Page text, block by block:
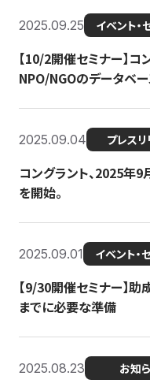
2025.09.25 イベント・
【10/2開催セミナー】
NPO/NGOのデータベ
2025.09.04 プレスリ
コングラント、2025年9
を開始。
2025.09.01 イベント・
【9/30開催セミナー】
までに必要な準備
2025.08.23 お知